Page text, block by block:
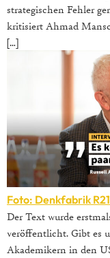
strategischen Fehler
kritisiert Ahmad
[…]
Foto: Denkfabrik R21
Der Text wurde
veröffentlicht. Gibt es
Akademikern in den